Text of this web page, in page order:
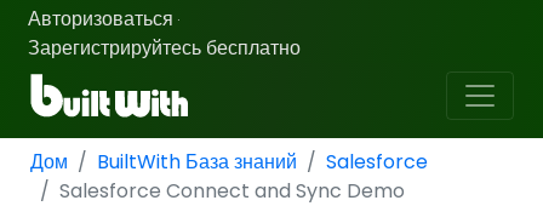
Авторизоваться ·
Зарегистрируйтесь бесплатно
Дом BuiltWith База знаний
Salesforce
Salesforce Connect and Sync Demo